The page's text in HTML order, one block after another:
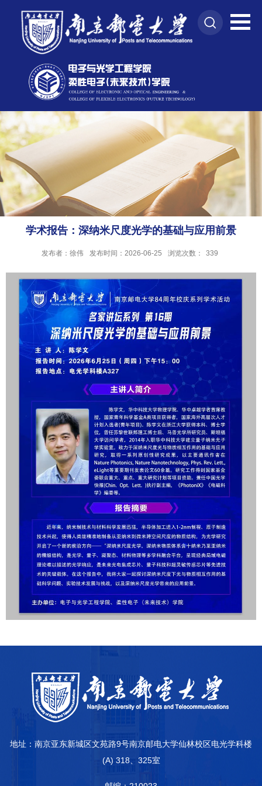
学术报告：深纳米尺度光学的基础与应用前景
发布者：徐伟 发布时间：2026-06-25 浏览次数： 339
地址：南京亚东新城区文苑路9号南京邮电大学仙林校区电光学科楼
(A) 318、325室